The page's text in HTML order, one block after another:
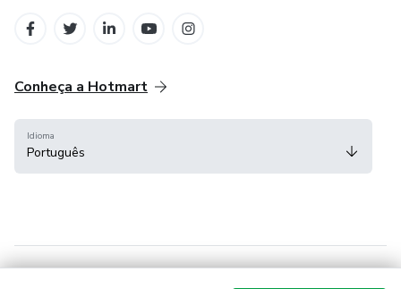
Conheça a Hotmart
Idioma
Português